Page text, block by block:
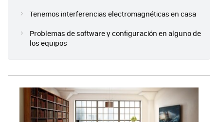
Tenemos interferencias electromagnéticas en casa
Problemas de software y configuración en alguno de
los equipos